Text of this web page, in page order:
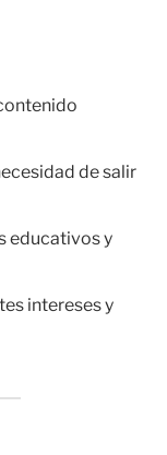
de salir
educativos y
intereses y